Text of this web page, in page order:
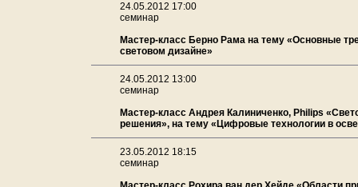
24.05.2012 17:00
семинар
Мастер-класс Берно Рама на тему «Основные
световом дизайне»
24.05.2012 13:00
семинар
Мастер-класс Андрея Калиниченко, Philips
решения», на тему «Цифровые технологии в
23.05.2012 18:15
семинар